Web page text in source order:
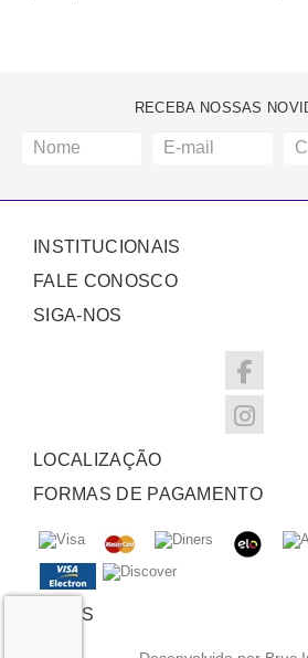
RECEBA NOSSAS
INSTITUCIONAIS
FALE CONOSCO
SIGA-NOS
LOCALIZAÇÃO
FORMAS DE PAGAMENTO
SELOS